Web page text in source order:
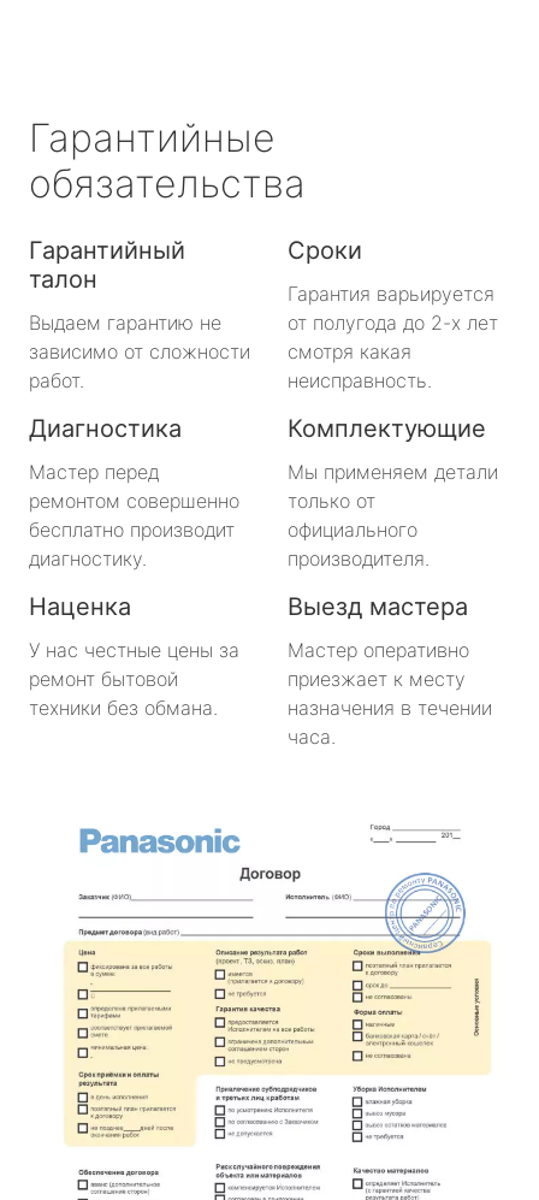
Гарантийные
обязательства
Гарантийный
талон
Выдаем гарантию не
зависимо от сложности
работ.
Сроки
Гарантия варьируется
от полугода до 2-х лет
смотря какая
неисправность.
Диагностика
Мастер перед
ремонтом совершенно
бесплатно производит
диагностику.
Комплектующие
Мы применяем детали
только от
официального
производителя.
Наценка
У нас честные цены за
ремонт бытовой
техники без обмана.
Выезд мастера
Мастер оперативно
приезжает к месту
назначения в течении
часа.